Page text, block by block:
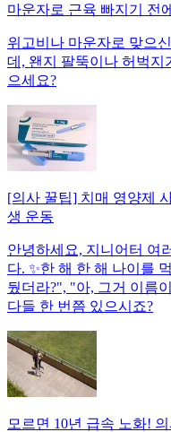
마운자로 근육 빠지기 전
위고비나 마운자로 맞으
데, 왠지 팔뚝이나 허벅지
으세요?
[의사 꿀팁] 치매 영양제
생 운동
안녕하세요, 지니어터 여
다. ✨한 해 한 해 나이를
뒀더라?", "아, 그거 이름
다들 한 번쯤 있으시죠?
모르면 10년 급속 노화!